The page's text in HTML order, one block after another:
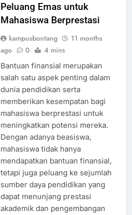
Peluang Emas untuk
Mahasiswa Berprestasi
kampusbontang
11 months
ago
0 4 mins
Bantuan finansial merupakan
salah satu aspek penting dalam
dunia pendidikan serta
memberikan kesempatan bagi
mahasiswa berprestasi untuk
meningkatkan potensi mereka.
Dengan adanya beasiswa,
mahasiswa tidak hanya
mendapatkan bantuan finansial,
tetapi juga peluang ke sejumlah
sumber daya pendidikan yang
dapat menunjang prestasi
akademik dan pengembangan